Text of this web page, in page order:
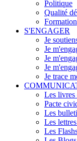
Politique
Qualité
Formation
S'ENGAGER
Je
Je
Je
Je
Je trace
Les livres
Pacte
Les
Les
Les